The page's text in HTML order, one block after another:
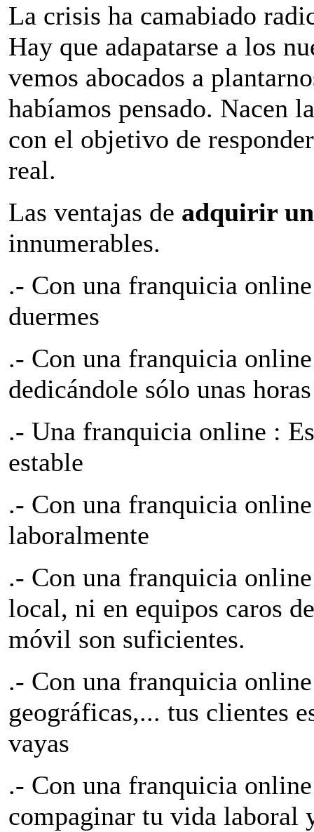
La crisis ha camabiado
Hay que adapatarse a los
vemos abocados a
habíamos pensado. Nacen
con el objetivo de
real.
Las ventajas de adquirir
innumerables.
.- Con una franquicia
duermes
.- Con una franquicia
dedicándole sólo unas
.- Una franquicia online :
estable
.- Con una franquicia
laboralmente
.- Con una franquicia
local, ni en equipos caros
móvil son suficientes.
.- Con una franquicia
geográficas,... tus clientes
vayas
.- Con una franquicia
compaginar tu vida laboral